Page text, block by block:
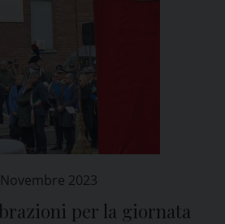
2023
per la giornata